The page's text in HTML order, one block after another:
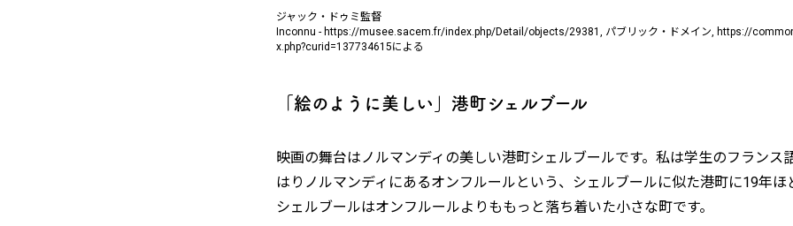
ジャック・ドゥミ監督
Inconnu - https://musee.sacem.fr/index.php/Detail/objects/29381, パブリック・ドメイン, https://
x.php?curid=137734615による
「絵のように美しい」港町シェルブール
映画の舞台はノルマンディの美しい港町シェルブールです。私は学生のフランス
はりノルマンディにあるオンフルールという、シェルブールに似た港町に19年ほ
シェルブールはオンフルールよりももっと落ち着いた小さな町です。